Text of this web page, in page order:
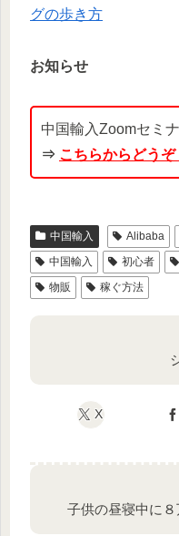
グの歩き方
お知らせ
中国輸入Zoomセミ
⇒ こちらからどうぞ
中国輸入 Alibaba
中国輸入
初心者
物販
稼ぐ方法
X
子供の昼寝中に